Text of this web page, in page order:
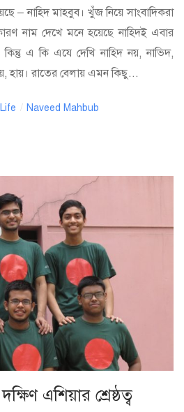
– নাহিদ মাহবুব। খুঁজ নিয়ে সাংবাদিকরা
নাম দেখে মনে হয়েছে নাহিদই এবার
কিন্তু এ কি এযে দেখি নাহিদ নয়, নাভিদ,
হায়। রাতের বেলায় এমন কিছু...
Life / Naveed Mahbub
এশিয়ার শ্রেষ্ঠত্ব